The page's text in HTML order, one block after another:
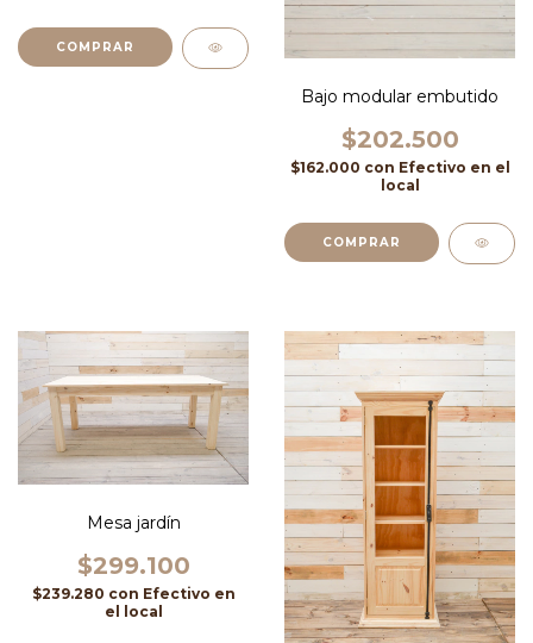
COMPRAR
Bajo modular embutido
$202.500
$162.000 con Efectivo en el
local
COMPRAR
Mesa jardín
$299.100
$239.280 con Efectivo en
el local